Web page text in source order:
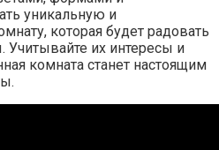
уникальную и
которая будет радовать
Учитывайте их интересы и
комната станет настоящим